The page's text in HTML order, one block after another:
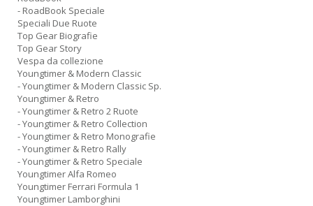
- RoadBook Speciale
Speciali Due Ruote
Top Gear Biografie
Top Gear Story
Vespa da collezione
Youngtimer & Modern Classic
- Youngtimer & Modern Classic Sp.
Youngtimer & Retro
- Youngtimer & Retro 2 Ruote
- Youngtimer & Retro Collection
- Youngtimer & Retro Monografie
- Youngtimer & Retro Rally
- Youngtimer & Retro Speciale
Youngtimer Alfa Romeo
Youngtimer Ferrari Formula 1
Youngtimer Lamborghini